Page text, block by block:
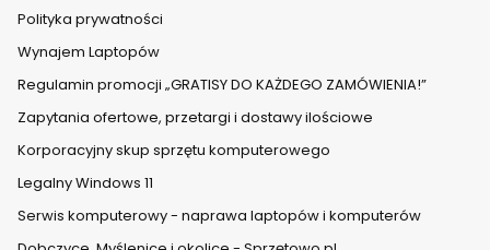
Polityka prywatności
Wynajem Laptopów
Regulamin promocji „GRATISY DO KAŻDEGO ZAMÓWIENIA!”
Zapytania ofertowe, przetargi i dostawy ilościowe
Korporacyjny skup sprzętu komputerowego
Legalny Windows 11
Serwis komputerowy - naprawa laptopów i komputerów